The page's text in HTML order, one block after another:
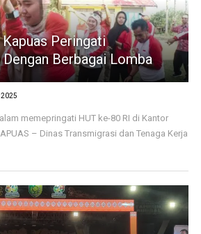
Peringati
Berbagai Lomba
memepringati HUT ke-80 RI di Kantor
– Dinas Transmigrasi dan Tenaga Kerja